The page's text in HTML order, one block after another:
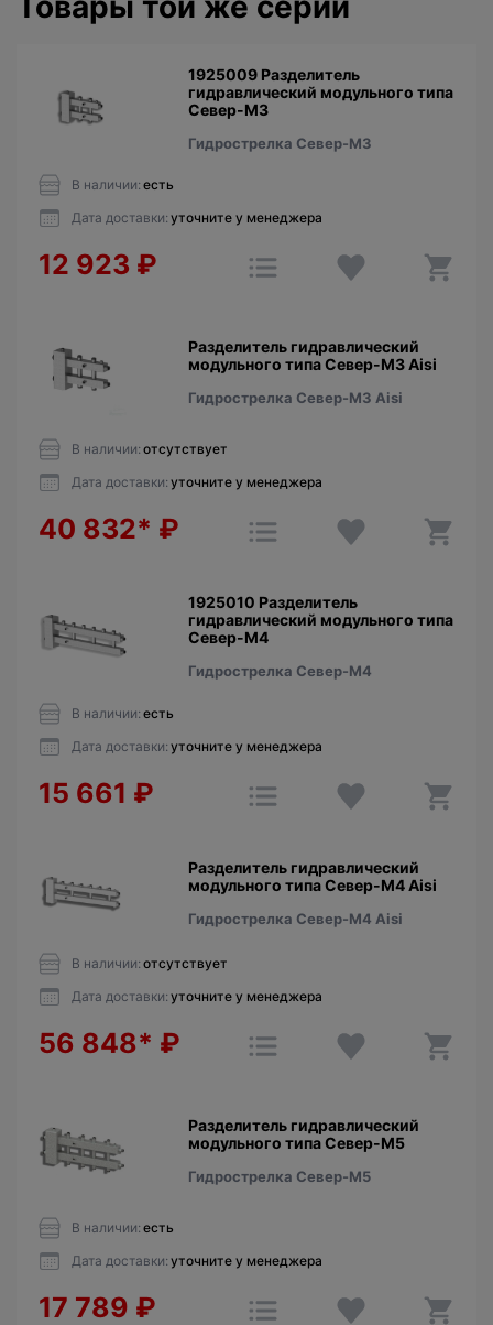
1925009 Разделитель
гидравлический модульного типа
Север-М3
Гидрострелка Север-М3
В наличии: есть
Дата доставки: уточните у менеджера
12 923 ₽
Разделитель гидравлический
модульного типа Север-М3 Aisi
Гидрострелка Север-М3 Aisi
В наличии: отсутствует
Дата доставки: уточните у менеджера
40 832* ₽
1925010 Разделитель
гидравлический модульного типа
Север-М4
Гидрострелка Север-М4
В наличии: есть
Дата доставки: уточните у менеджера
15 661 ₽
Разделитель гидравлический
модульного типа Север-М4 Aisi
Гидрострелка Север-М4 Aisi
В наличии: отсутствует
Дата доставки: уточните у менеджера
56 848* ₽
Разделитель гидравлический
модульного типа Север-М5
Гидрострелка Север-М5
В наличии: есть
Дата доставки: уточните у менеджера
17 789 ₽